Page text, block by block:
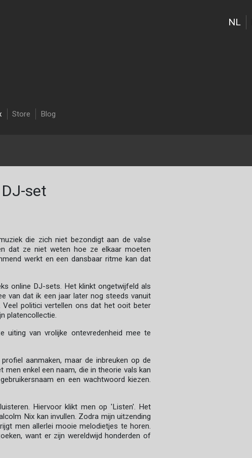
NL
Store Blog
set
die zich niet bezondigt aan de valse
dat ze niet weten hoe ze elkaar moeten
werkt en een dansbaar ritme kan dat
online DJ-sets. Het klinkt ongetwijfeld als
van dat ik een jaar later nog steeds vanuit
politici vertellen ons dat het ooit beter
platencollectie.
van vrolijke ontevredenheid mee te
aanmaken, maar de inbreuken op de
men enkel een naam, die in theorie vals kan
en een wachtwoord kiezen.
Hiervoor klikt men op 'Listen'. Het
Nix kan invullen. Zodra mijn uitzending
men allerlei mooie melodietjes te horen.
want er zijn wereldwijd honderden of